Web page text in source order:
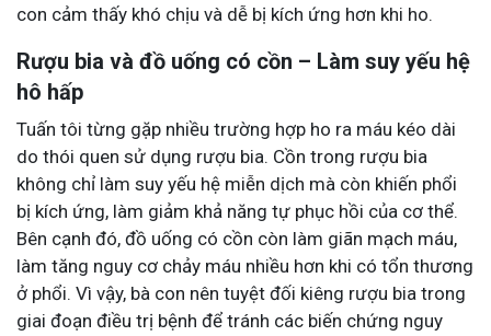
con cảm thấy khó chịu và dễ bị kích ứng hơn khi ho.
Rượu bia và đồ uống có cồn – Làm suy yếu hệ
hô hấp
Tuấn tôi từng gặp nhiều trường hợp ho ra máu kéo dài
do thói quen sử dụng rượu bia. Cồn trong rượu bia
không chỉ làm suy yếu hệ miễn dịch mà còn khiến phổi
bị kích ứng, làm giảm khả năng tự phục hồi của cơ thể.
Bên cạnh đó, đồ uống có cồn còn làm giãn mạch máu,
làm tăng nguy cơ chảy máu nhiều hơn khi có tổn thương
ở phổi. Vì vậy, bà con nên tuyệt đối kiêng rượu bia trong
giai đoạn điều trị bệnh để tránh các biến chứng nguy